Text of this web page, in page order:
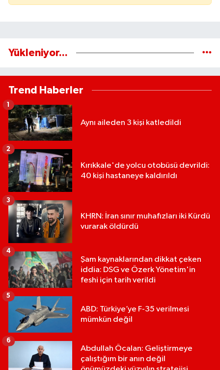
Yükleniyor...
Trend Haberler
Aynı aileden 3 kişi katledildi
1
Kırıkkale'de yolcu otobüsü devrildi:
40 kişi hastaneye kaldırıldı
2
KHRN: İran sınır muhafızları iki Kürdü
vurarak öldürdü
3
Şam kaynaklarından dikkat çeken
iddia: DSG ve Özerk Yönetim'in
feshi için tarih verildi
4
ABD: Türkiye’ye F-35 verilmesi
mümkün değil
5
Abdullah Öcalan: Geliştirmeye
çalıştığım bir anın değil
6